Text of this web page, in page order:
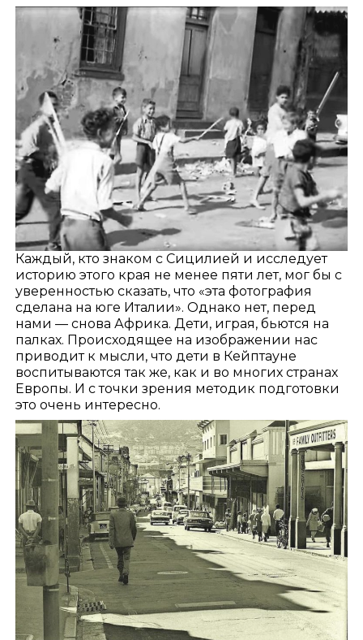
Каждый, кто знаком с Сицилией и исследует
историю этого края не менее пяти лет, мог бы с
уверенностью сказать, что «эта фотография
сделана на юге Италии». Однако нет, перед
нами — снова Африка. Дети, играя, бьются на
палках. Происходящее на изображении нас
приводит к мысли, что дети в Кейптауне
воспитываются так же, как и во многих странах
Европы. И с точки зрения методик подготовки
это очень интересно.